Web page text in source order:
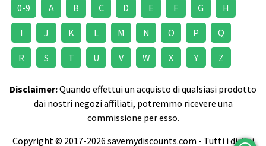
0-9 A B C D E F G H
I J K L M N O P Q
R S T U V W X Y Z
Disclaimer:Quando effettui un acquisto di qualsiasi prodotto
dai nostri negozi affiliati, potremmo ricevere una
commissione per esso.
Copyright © 2017-2026 savemydiscounts.com - Tutti i diritti